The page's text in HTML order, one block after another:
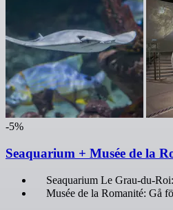
-5%
Seaquarium + Musée de la
Seaquarium Le Grau-du-
Musée de la Romanité: Gå